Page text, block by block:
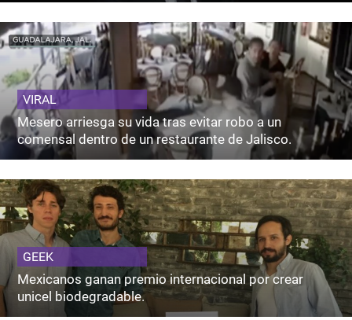
VIRAL
Mesero arriesga su vida tras evitar robo a un
comensal dentro de un restaurante de Jalisco.
GEEK
Mexicanos ganan premio internacional por crear
unicel biodegradable.